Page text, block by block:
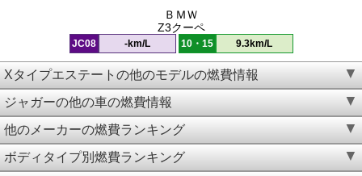
ＢＭＷ
Z3クーペ
JC08 -km/L 10・15 9.3km/L
Xタイプエステートの他のモデルの燃費情報
ジャガーの他の車の燃費情報
他のメーカーの燃費ランキング
ボディタイプ別燃費ランキング